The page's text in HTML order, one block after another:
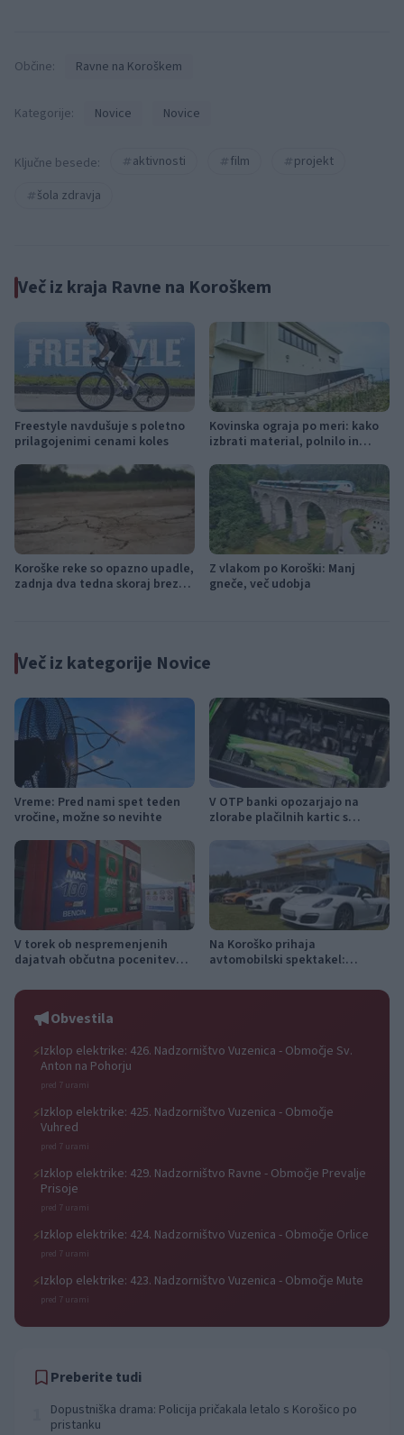
Občine: Ravne na Koroškem
Kategorije: Novice Novice
Ključne besede: aktivnosti film
projekt
šola zdravja
Več iz kraja Ravne na Koroškem
Freestyle navdušuje s poletno
prilagojenimi cenami koles
Kovinska ograja po meri: kako
izbrati material, polnilo in
Koroške reke so opazno upadle,
zadnja dva tedna skoraj brez
Z vlakom po Koroški: Manj
gneče, več udobja
Več iz kategorije Novice
Vreme: Pred nami spet teden
vročine, možne so nevihte
V OTP banki opozarjajo na
zlorabe plačilnih kartic s
V torek ob nespremenjenih
dajatvah občutna pocenitev
Na Koroško prihaja
avtomobilski spektakel:
progah in atraktivni Car Meet
Obvestila
⚡Izklop elektrike: 426. Nadzorništvo Vuzenica - Območje Sv.
Anton na Pohorju
pred 7 urami
⚡Izklop elektrike: 425. Nadzorništvo Vuzenica - Območje
Vuhred
pred 7 urami
⚡Izklop elektrike: 429. Nadzorništvo Ravne - Območje Prevalje
Prisoje
pred 7 urami
⚡Izklop elektrike: 424. Nadzorništvo Vuzenica - Območje Orlice
pred 7 urami
⚡Izklop elektrike: 423. Nadzorništvo Vuzenica - Območje Mute
pred 7 urami
Preberite tudi
Dopustniška drama: Policija pričakala letalo s Korošico po
pristanku